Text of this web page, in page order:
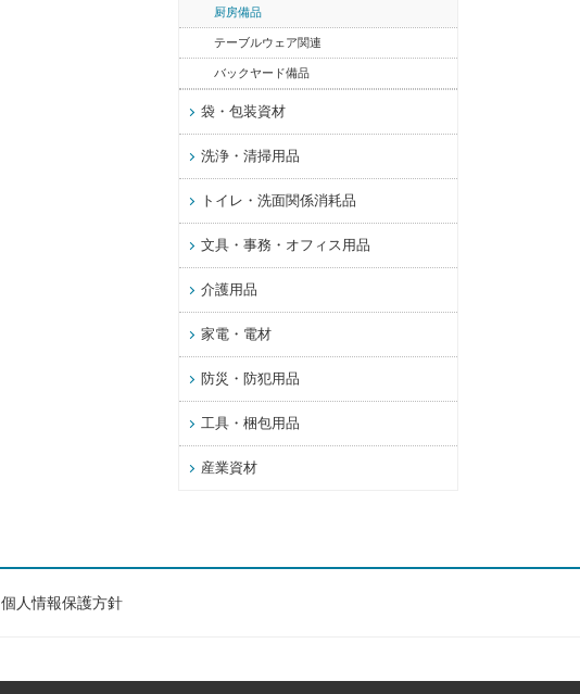
厨房備品
テーブルウェア関連
バックヤード備品
袋・包装資材
洗浄・清掃用品
トイレ・洗面関係消耗品
文具・事務・オフィス用品
介護用品
家電・電材
防災・防犯用品
工具・梱包用品
産業資材
個人情報保護方針